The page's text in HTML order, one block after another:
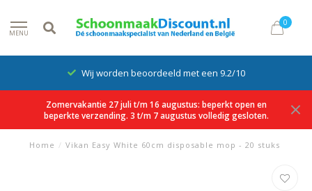
MENU
0
Wij worden beoordeeld met een 9.2/10
Zomervakantie 27 juli t/m 16 augustus: beperkt open en
beperkte verzending. 3 t/m 7 augustus volledig gesloten.
Home / Vikan Easy White 60cm disposable mop - 20 stuks